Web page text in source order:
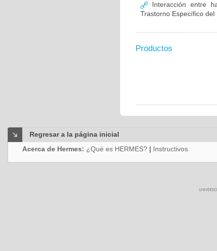
Interacción entre
Trastorno Específico del
Productos
Regresar a la página inicial
Acerca de Hermes: ¿Qué es HERMES? | Instructivos